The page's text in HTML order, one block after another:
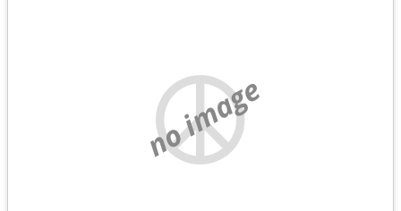
no image